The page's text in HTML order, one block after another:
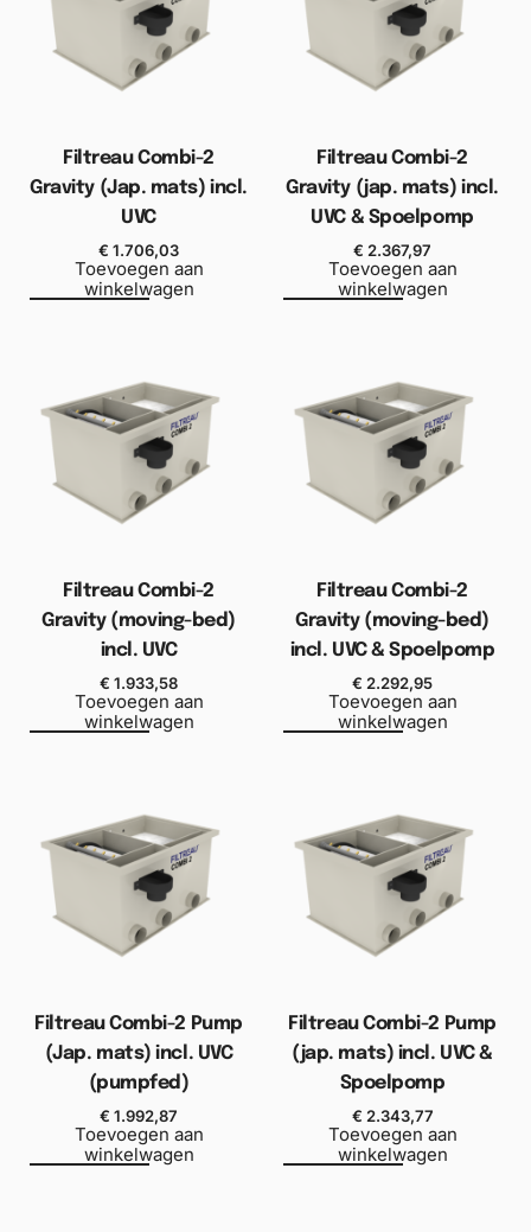
Filtreau Combi-2
Gravity (Jap. mats) incl.
UVC
€ 1.706,03
Toevoegen aan
winkelwagen
Filtreau Combi-2
Gravity (jap. mats) incl.
UVC & Spoelpomp
€ 2.367,97
Toevoegen aan
winkelwagen
Filtreau Combi-2
Gravity (moving-bed)
incl. UVC
€ 1.933,58
Toevoegen aan
winkelwagen
Filtreau Combi-2
Gravity (moving-bed)
incl. UVC & Spoelpomp
€ 2.292,95
Toevoegen aan
winkelwagen
Filtreau Combi-2 Pump
(Jap. mats) incl. UVC
(pumpfed)
€ 1.992,87
Toevoegen aan
winkelwagen
Filtreau Combi-2 Pump
(jap. mats) incl. UVC &
Spoelpomp
€ 2.343,77
Toevoegen aan
winkelwagen